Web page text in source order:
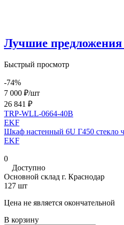
Лучшие предложения
Быстрый просмотр
-74%
7 000 ₽/шт
26 841 ₽
TRP-WLL-0664-40B
EKF
Шкаф настенный 6U Г450 стекло
EKF
0
Доступно
Основной склад г. Краснодар
127 шт
Цена не является окончательной
В корзину